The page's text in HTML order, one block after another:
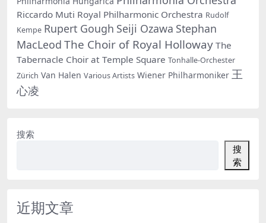
Riccardo Muti Royal Philharmonic Orchestra Rudolf
Kempe Rupert Gough Seiji Ozawa Stephan
MacLeod The Choir of Royal Holloway The
Tabernacle Choir at Temple Square Tonhalle-Orchester
Zürich Van Halen Various Artists Wiener Philharmoniker 王
心凌
搜索
搜
索
近期文章